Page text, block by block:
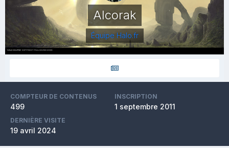
Alcorak
Équipe Halo.fr
COMPTEUR DE CONTENUS
499
INSCRIPTION
1 septembre 2011
DERNIÈRE VISITE
19 avril 2024